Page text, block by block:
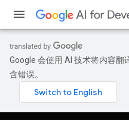
Google 会使用 AI 技术将内容
含错误。